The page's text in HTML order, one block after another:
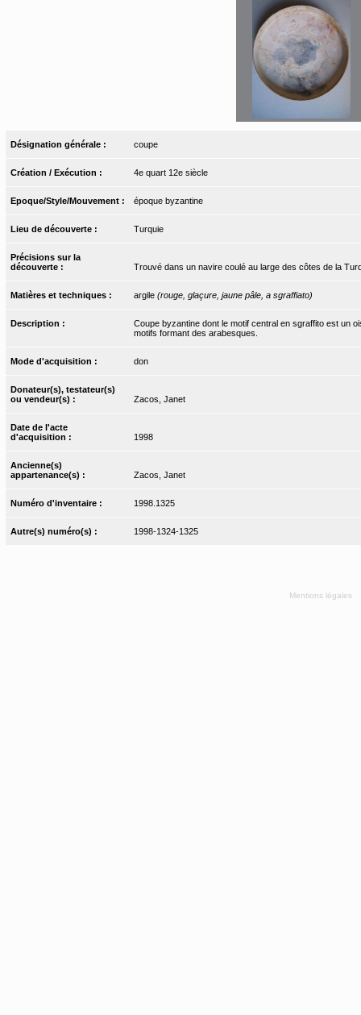
Désignation générale : coupe
Création / Exécution : 4e quart 12e siècle
Epoque/Style/Mouvement : époque byzantine
Lieu de découverte : Turquie
Précisions sur la
découverte :
Trouvé dans un navire coulé au large des côtes de la
Matières et techniques : argile (rouge, glaçure, jaune pâle, a sgraffiato)
Description :
Coupe byzantine dont le motif central en sgraffito est un
motifs formant des arabesques.
Mode d'acquisition : don
Donateur(s), testateur(s)
ou vendeur(s) :
Zacos, Janet
Date de l'acte
d'acquisition :
1998
Ancienne(s)
appartenance(s) :
Zacos, Janet
Numéro d'inventaire : 1998.1325
Autre(s) numéro(s) : 1998-1324-1325
Mentions légales